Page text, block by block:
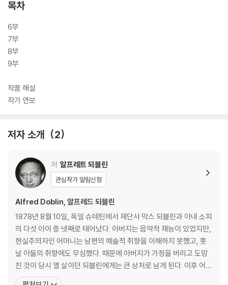
목차
6부
7부
8부
9부
작품 해설
작가 연보
저자 소개 2
저 알프레트 되블린
관심작가 알림신청
Alfred Doblin, 알프레드 되블린
1878년 8월 10일, 독일 슈테틴에서 재단사 막스 되블린과 아내 소피
의 다섯 아이 중 넷째로 태어났다. 아버지는 음악적 재능이 있었지만,
현실주의자인 어머니는 남편의 예술적 취향을 이해하지 못했고, 훗
날 아들의 취향에도 무심했다. 때문에 아버지가 가정을 버리고 도망
친 것이 당시 열 살이던 되블린에게는 큰 상처로 남게 된다. 이후 어머
니와 함께 베를린으로 이주, 베를린 대학과 프라이부르크 대학에서